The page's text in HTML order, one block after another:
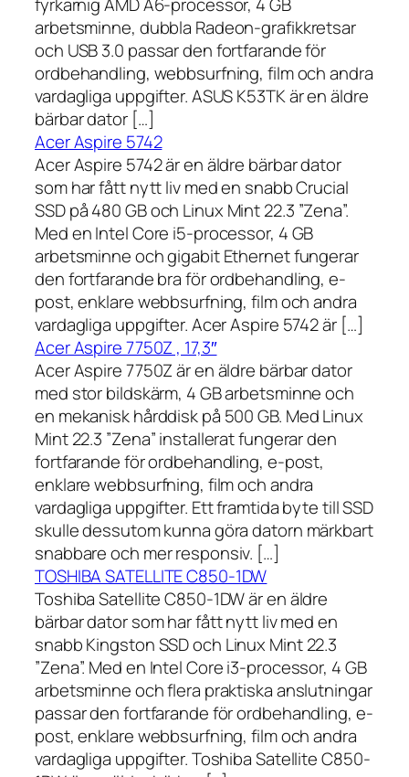
arbetsminne, dubbla Radeon-grafikkretsar
och USB 3.0 passar den fortfarande för
ordbehandling, webbsurfning, film och andra
vardagliga uppgifter. ASUS K53TK är en äldre
bärbar dator […]
Acer Aspire 5742
Acer Aspire 5742 är en äldre bärbar dator
som har fått nytt liv med en snabb Crucial
SSD på 480 GB och Linux Mint 22.3 ”Zena”.
Med en Intel Core i5-processor, 4 GB
arbetsminne och gigabit Ethernet fungerar
den fortfarande bra för ordbehandling, e-
post, enklare webbsurfning, film och andra
vardagliga uppgifter. Acer Aspire 5742 är […]
Acer Aspire 7750Z , 17,3″
Acer Aspire 7750Z är en äldre bärbar dator
med stor bildskärm, 4 GB arbetsminne och
en mekanisk hårddisk på 500 GB. Med Linux
Mint 22.3 ”Zena” installerat fungerar den
fortfarande för ordbehandling, e-post,
enklare webbsurfning, film och andra
vardagliga uppgifter. Ett framtida byte till SSD
skulle dessutom kunna göra datorn märkbart
snabbare och mer responsiv. […]
TOSHIBA SATELLITE C850-1DW
Toshiba Satellite C850-1DW är en äldre
bärbar dator som har fått nytt liv med en
snabb Kingston SSD och Linux Mint 22.3
”Zena”. Med en Intel Core i3-processor, 4 GB
arbetsminne och flera praktiska anslutningar
passar den fortfarande för ordbehandling, e-
post, enklare webbsurfning, film och andra
vardagliga uppgifter. Toshiba Satellite C850-